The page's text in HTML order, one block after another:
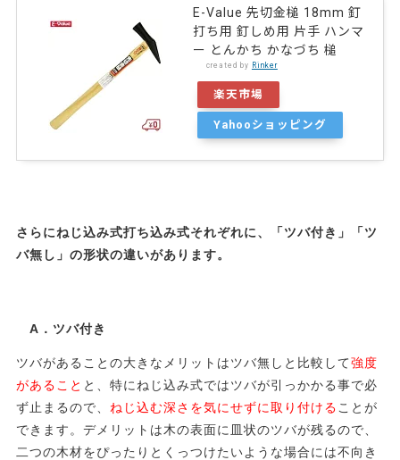
E-Value 先切金槌 18mm 釘
打ち用 釘しめ用 片手 ハンマ
ー とんかち かなづち 槌
created by Rinker
楽天市場
Yahooショッピング
さらにねじ込み式打ち込み式それぞれに、「ツバ付き」「ツ
バ無し」の形状の違いがあります。
A．ツバ付き
ツバがあることの大きなメリットはツバ無しと比較して強度
があること と、特にねじ込み式ではツバが引っかかる事で必
ず止まるので、 ねじ込む深さを気にせずに取り付ける ことが
できます。デメリットは木の表面に皿状のツバが残るので、
二つの木材をぴったりとくっつけたいような場合には不向き